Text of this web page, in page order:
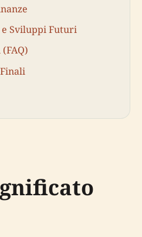
Sviluppi Futuri